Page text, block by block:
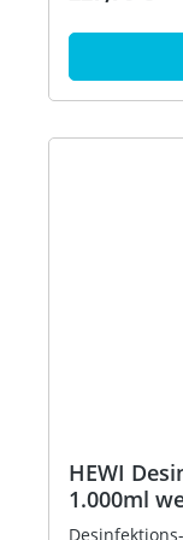
Sichtfenster
1.000 ml
ml, 1,2 ml,
Viskosität
Spender
mm breit,
ml
inklusive
HEWI
1.000ml